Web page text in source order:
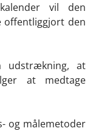
vil den
offentliggjort den
udstrækning, at
at medtage
og målemetoder